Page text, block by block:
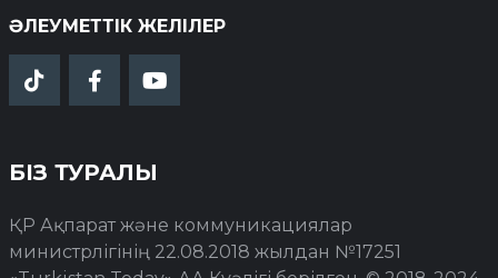
ӘЛЕУМЕТТІК ЖЕЛІЛЕР
БІЗ ТУРАЛЫ
ҚР Ақпарат және коммуникациялар
министрлігінің 22.08.2018 жылдан №17251